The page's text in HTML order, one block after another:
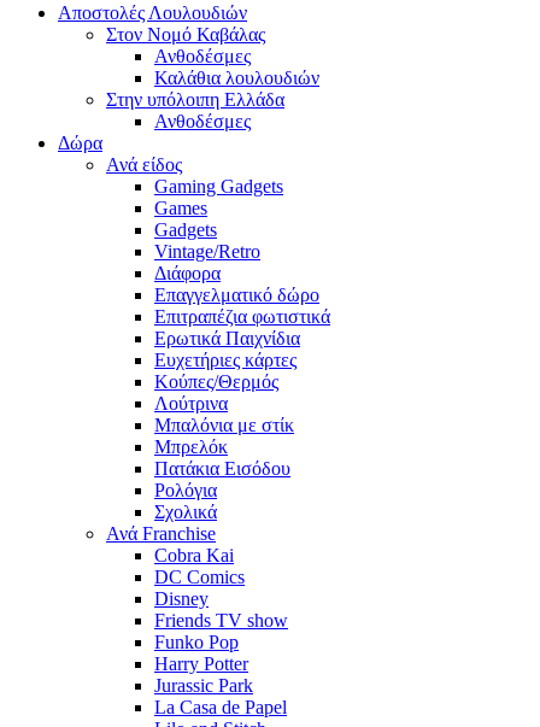
Αποστολές Λουλουδιών
Στον Νομό Καβάλας
Ανθοδέσμες
Καλάθια λουλουδιών
Στην υπόλοιπη Ελλάδα
Ανθοδέσμες
Δώρα
Ανά είδος
Gaming Gadgets
Games
Gadgets
Vintage/Retro
Διάφορα
Επαγγελματικό δώρο
Επιτραπέζια φωτιστικά
Ερωτικά Παιχνίδια
Ευχετήριες κάρτες
Κούπες/Θερμός
Λούτρινα
Μπαλόνια με στίκ
Μπρελόκ
Πατάκια Εισόδου
Ρολόγια
Σχολικά
Ανά Franchise
Cobra Kai
DC Comics
Disney
Friends TV show
Funko Pop
Harry Potter
Jurassic Park
La Casa de Papel